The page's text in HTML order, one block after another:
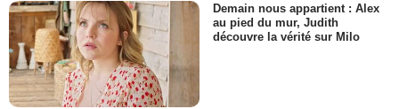
Demain nous appartient : Alex
au pied du mur, Judith
découvre la vérité sur Milo